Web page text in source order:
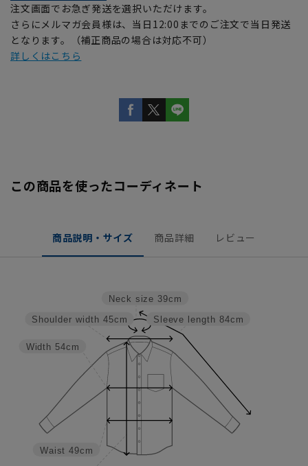
注文画面でお急ぎ発送を選択いただけます。
さらにメルマガ会員様は、当日12:00までのご注文で当日発送
となります。（補正商品の場合は対応不可）
詳しくはこちら
この商品を使ったコーディネート
商品説明・サイズ 商品詳細 レビュー
Sleeve length 84cm
Neck size 39cm
Waist 49cm
Width 54cm
Shoulder width 45cm